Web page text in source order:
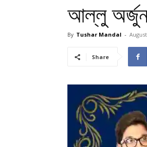
আল্লু
By Tushar Mandal -
Share